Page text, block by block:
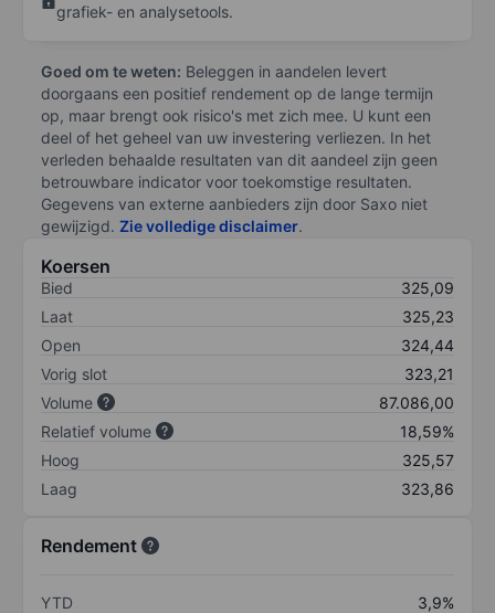
grafiek- en analysetools.
Goed om te weten: Beleggen in aandelen levert
doorgaans een positief rendement op de lange termijn
op, maar brengt ook risico's met zich mee. U kunt een
deel of het geheel van uw investering verliezen. In het
verleden behaalde resultaten van dit aandeel zijn geen
betrouwbare indicator voor toekomstige resultaten.
Gegevens van externe aanbieders zijn door Saxo niet
gewijzigd. Zie volledige disclaimer.
Koersen
Bied
325,09
Laat
325,23
Open
324,44
Vorig slot
323,21
Volume
87.086,00
Relatief volume
18,59%
Hoog
325,57
Laag
323,86
Rendement
YTD
3,9%